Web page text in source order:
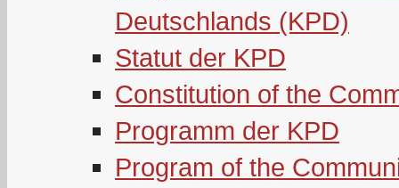
Deutschlands (KPD)
Statut der KPD
Constitution of the
Programm der KPD
Program of the